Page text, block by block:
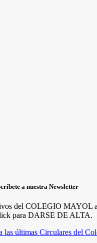
a nuestra Newsletter
del COLEGIO MAYOL
para DARSE DE ALTA.